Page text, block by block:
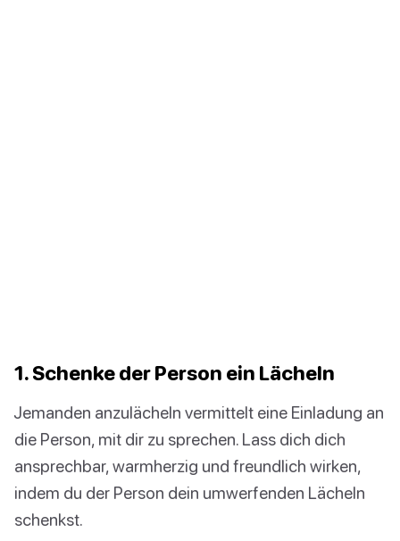
1. Schenke der Person ein Lächeln
Jemanden anzulächeln vermittelt eine Einladung an
die Person, mit dir zu sprechen. Lass dich dich
ansprechbar, warmherzig und freundlich wirken,
indem du der Person dein umwerfenden Lächeln
schenkst.